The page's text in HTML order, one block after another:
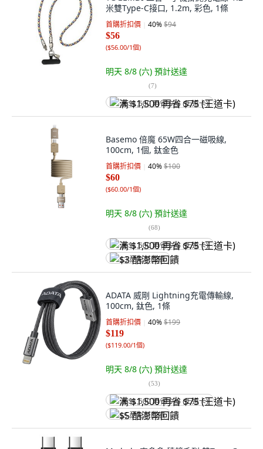
米雙Type-C接口, 1.2m, 彩色, 1條
首購折扣價 40%$94
$56
($56.00/1個)
明天 8/8 (六) 預計送達
(7)
满 $1,500 再省 $75 (王道卡)
Basemo 倍魔 65W四合一磁吸線,
100cm, 1個, 鈦金色
首購折扣價 40%$100
$60
($60.00/1個)
明天 8/8 (六) 預計送達
(68)
满 $1,500 再省 $75 (王道卡)
$3 酷澎幣回饋
ADATA 威剛 Lightning充電傳輸線,
100cm, 鈦色, 1條
首購折扣價 40%$199
$119
($119.00/1個)
明天 8/8 (六) 預計送達
(53)
满 $1,500 再省 $75 (王道卡)
$5 酷澎幣回饋